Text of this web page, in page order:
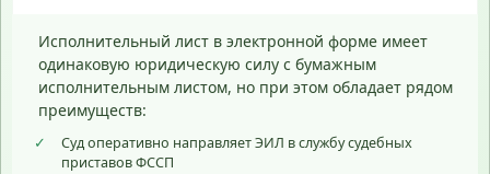
Исполнительный лист в электронной форме имеет
одинаковую юридическую силу с бумажным
исполнительным листом, но при этом обладает рядом
преимуществ:
✓
Суд оперативно направляет ЭИЛ в службу судебных
приставов ФССП